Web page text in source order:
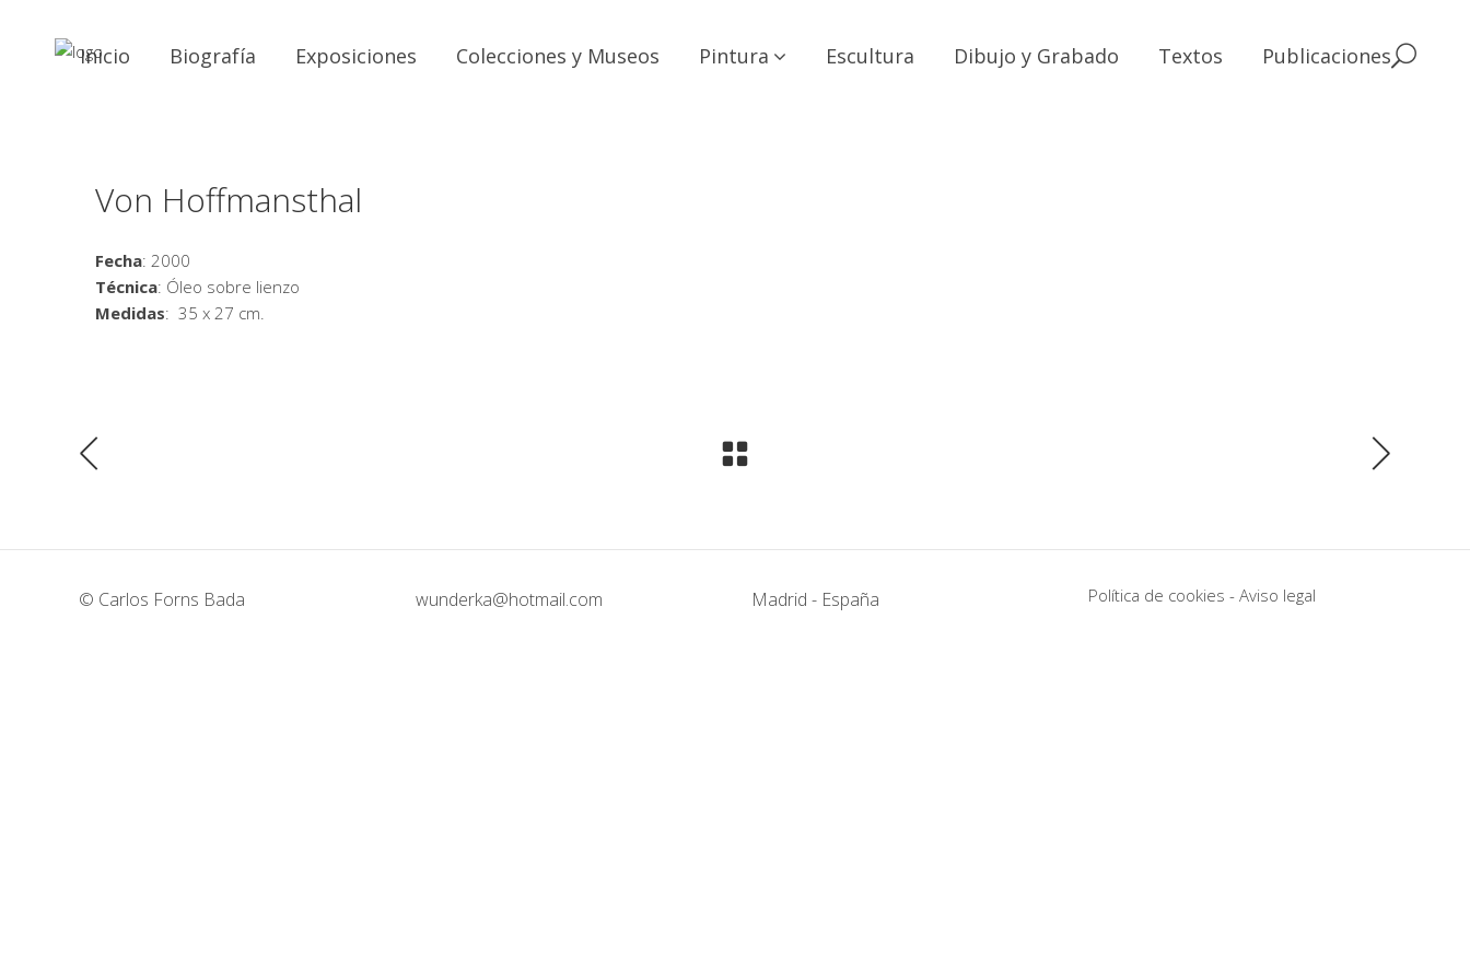
Inicio Biografía Exposiciones Colecciones y Museos Pintura Escultura Dibujo y Grabado Textos Publicaciones
Von Hoffmansthal
Fecha: 2000
Técnica: Óleo sobre lienzo
Medidas: 35 x 27 cm.
© Carlos Forns Bada wunderka@hotmail.com Madrid - España Política de cookies - Aviso legal